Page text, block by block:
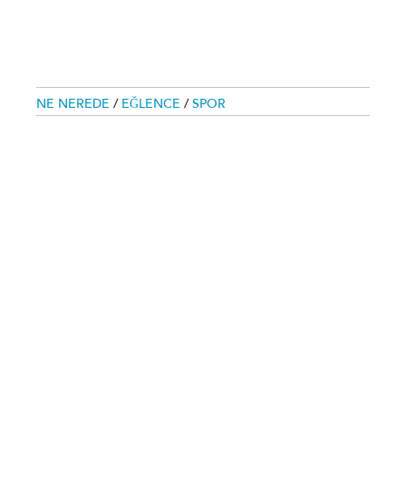
NE NEREDE / EĞLENCE / SPOR